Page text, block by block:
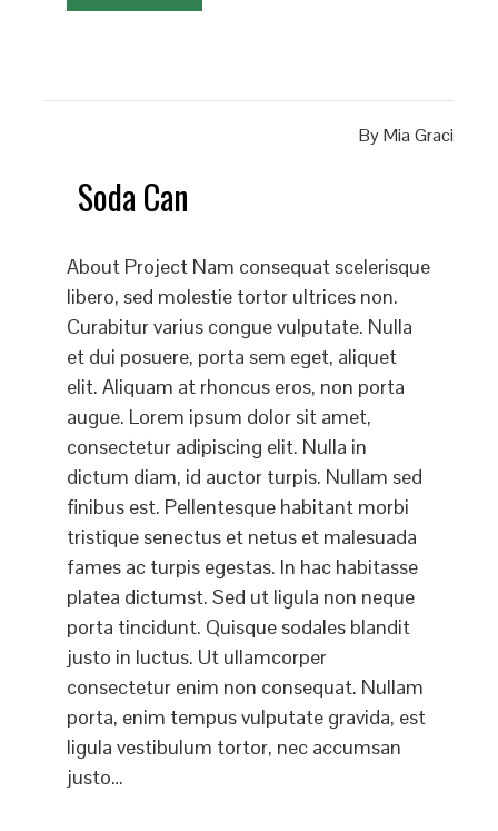
ByMia Graci
Soda Can
About Project Nam consequat scelerisque
libero, sed molestie tortor ultrices non.
Curabitur varius congue vulputate. Nulla
et dui posuere, porta sem eget, aliquet
elit. Aliquam at rhoncus eros, non porta
augue. Lorem ipsum dolor sit amet,
consectetur adipiscing elit. Nulla in
dictum diam, id auctor turpis. Nullam sed
finibus est. Pellentesque habitant morbi
tristique senectus et netus et malesuada
fames ac turpis egestas. In hac habitasse
platea dictumst. Sed ut ligula non neque
porta tincidunt. Quisque sodales blandit
justo in luctus. Ut ullamcorper
consectetur enim non consequat. Nullam
porta, enim tempus vulputate gravida, est
ligula vestibulum tortor, nec accumsan
justo…